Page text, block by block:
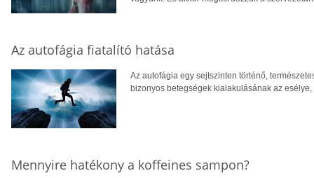
Az autofágia fiatalító hatása
Az autofágia egy sejtszinten történő,
bizonyos betegségek kialakulásának az
Mennyire hatékony a koffeines sampon?